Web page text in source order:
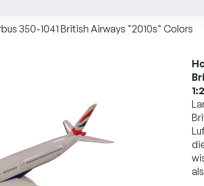
350-1041 British Airways "2010s" Colors